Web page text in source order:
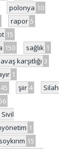
polonya 10
rapor 5
15
150 sağlık 1
karşıtlığı 3
1
45 şiir 4
Silah
Sivil
1
soykırım 15